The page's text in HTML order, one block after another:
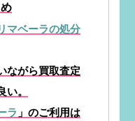
マベーラの処分
ながら買取査定
。
ラ 」のご利用は